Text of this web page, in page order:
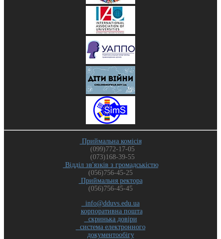
Приймальна комісія
(099)772-17-05
(073)168-39-55
Відділ зв'язків з громадськістю
(056)756-45-25
Приймальня ректора
(056)756-45-45
info@dduvs.edu.ua
корпоративна пошта
скринька довіри
система електронного
документообігу